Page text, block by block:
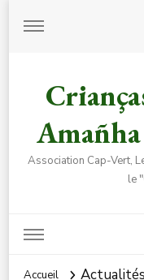
Association Cap-Vert,
le
Accueil Actualités